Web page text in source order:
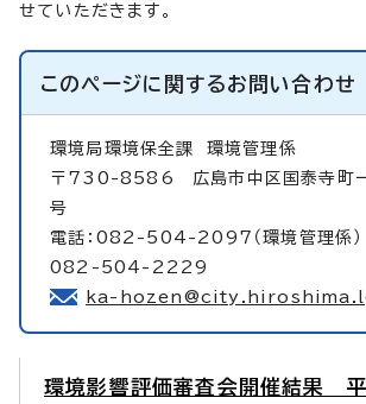
せていただきます。
このページに関するお問い合わせ
環境局環境保全課 環境管理係
〒730-8586 広島市中区国泰寺町
号
電話：082-504-2097（環境管理係）
082-504-2229
ka-
環境影響評価審査会開催結果